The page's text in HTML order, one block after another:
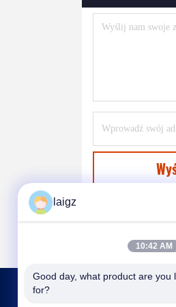
laigz
10:42 AM
Good day, what product are you
for?